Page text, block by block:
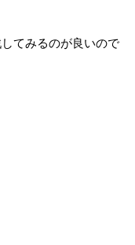
てみるのが良いので